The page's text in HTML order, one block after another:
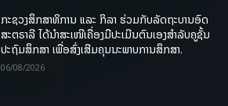
ກະຊວງສຶກສາທິການ ແລະ ກິລາ ຮ່ວມກັບລັດຖະບານອົດ
ສະຕຣາລີ ໄດ້ນຳສະເໜີເຄື່ອງມືປະເມີນຕົນເອງສຳລັບຄູຊັ້ນ
ປະຖົມສຶກສາ ເພື່ອສົ່ງເສີມຄຸນນະພາບການສຶກສາ.
06/08/2026